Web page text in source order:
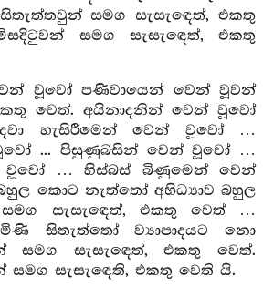
සිතැත්තවුන් සමග සැසැඳෙත්, එකතු
සමග සැසැඳෙත්, එකතු
වූවෝ පණිවායෙන් වෙන් වූවන්
වෙත්. අයිනාදනින් වෙන් වූවෝ
හැසිරීමෙන් වෙන් වූවෝ …
... පිසුණුබසින් වෙන් වූවෝ …
වූවෝ … හිස්බස් බිණුමෙන් වෙන්
කොට නැත්තෝ අභිධ්‍යාව බහුල
සැසැඳෙත්, එකතු වෙත් …
සිතැත්තෝ ව්‍යාපාදයට නො
සමග සැසැඳෙත්, එකතු වෙත්.
සමග සැසැඳෙති, එකතු වෙති යි.